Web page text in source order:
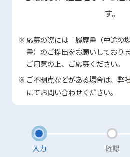
す。
応募の際には「履歴書（中途の
書）のご提出をお願いしておりま
ご用意の上、ご応募ください。
ご不明点などがある場合は、弊
にてお問い合わせください。
入力 確認